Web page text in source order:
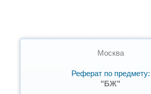
Москва
Реферат по предмету:
"БЖ"